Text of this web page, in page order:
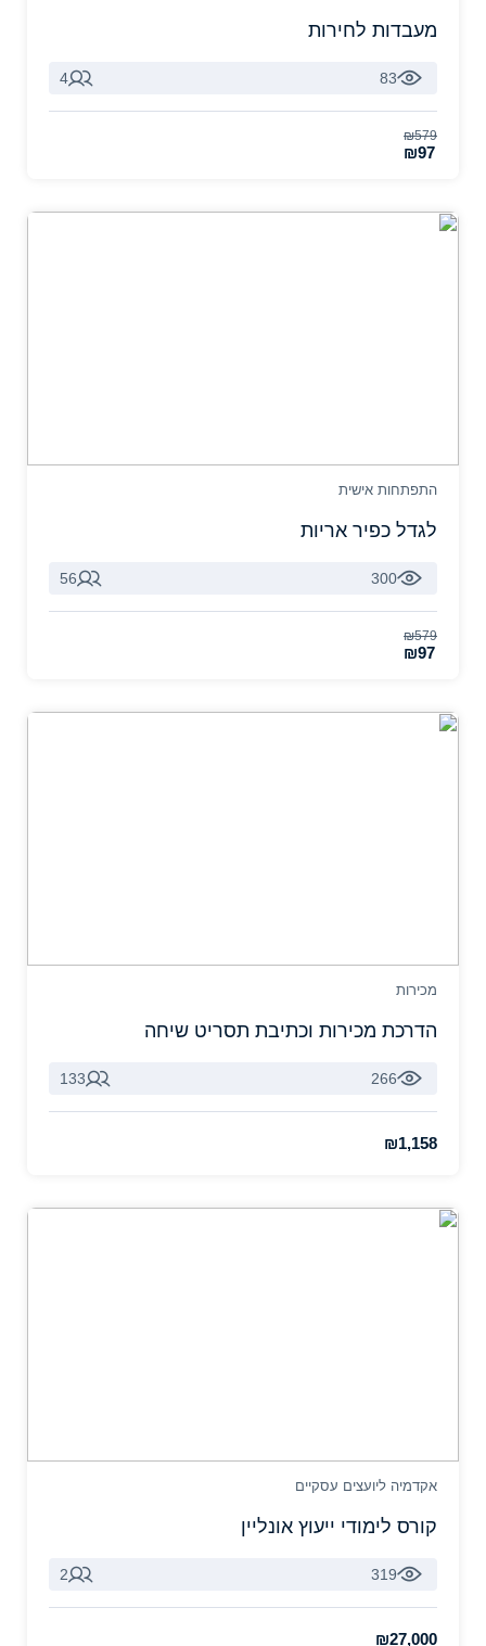
מעבדות לחירות
83
4
₪579
₪97
התפתחות אישית
לגדל כפיר אריות
300
56
₪579
₪97
מכירות
הדרכת מכירות וכתיבת תסריט שיחה
266
133
₪1,158
אקדמיה ליועצים עסקיים
קורס לימודי ייעוץ אונליין
319
2
₪27,000